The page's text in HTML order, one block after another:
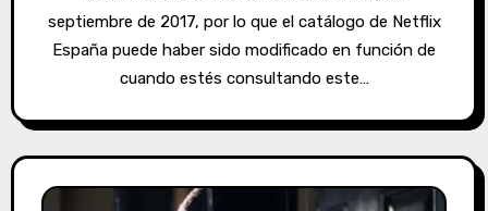
septiembre de 2017, por lo que el catálogo de Netflix
España puede haber sido modificado en función de
cuando estés consultando este…